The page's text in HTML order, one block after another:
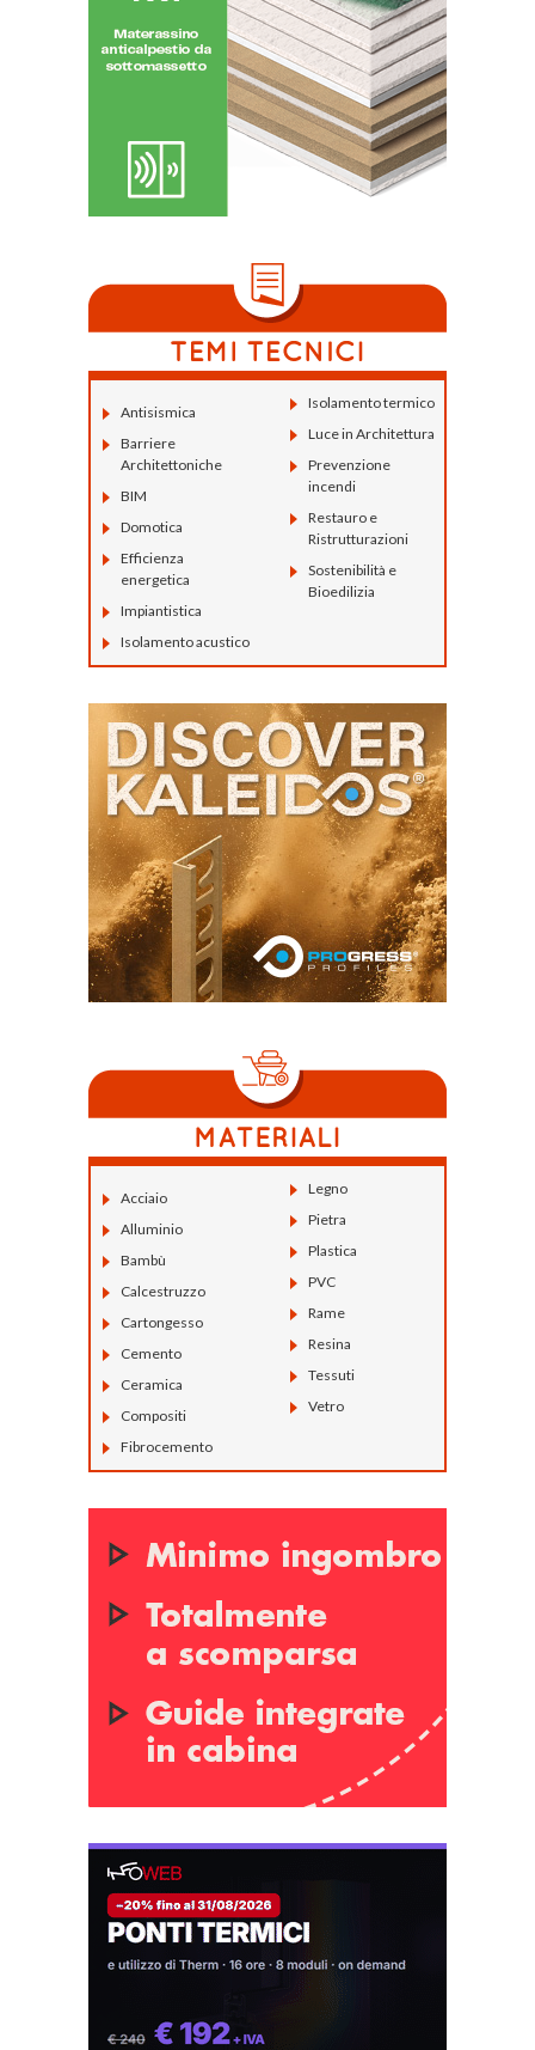
Antisismica
Barriere
Architettoniche
BIM
Domotica
Efficienza
energetica
Impiantistica
Isolamento acustico
Isolamento termico
Luce in Architettura
Prevenzione
incendi
Restauro e
Ristrutturazioni
Sostenibilità e
Bioedilizia
Acciaio
Alluminio
Bambù
Calcestruzzo
Cartongesso
Cemento
Ceramica
Compositi
Fibrocemento
Legno
Pietra
Plastica
PVC
Rame
Resina
Tessuti
Vetro